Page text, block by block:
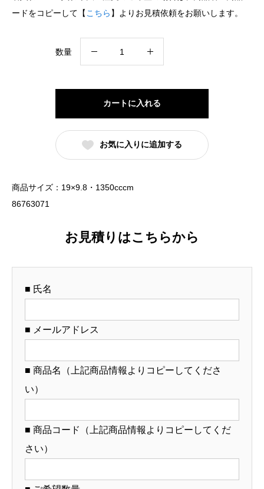
ードをコピーして【 こちら 】よりお見積依頼をお願いします。
数量
（名
入
れ
ジ
り
制
作）
12】
カートに入れる
お気に入りに追加する
商品サイズ：19×9.8・1350cccm
86763071
お見積りはこちらから
■ 氏名
■ メールアドレス
■ 商品名（上記商品情報よりコピーしてくださ
い）
■ 商品コード（上記商品情報よりコピーしてくだ
さい）